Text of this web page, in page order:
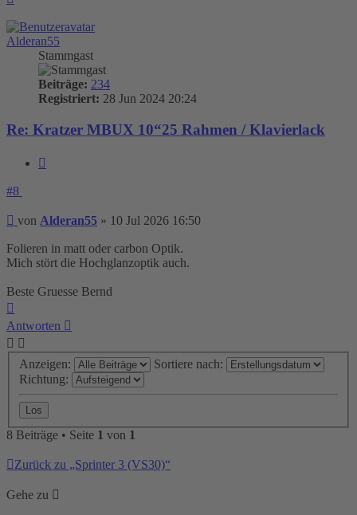
Alderan55
Stammgast
Beiträge: 234
Registriert: 28 Jun 2024 20:24
Re: Kratzer MBUX 10“25 Rahmen / Klavierlack
#8
Beitrag
von Alderan55 » 10 Jul 2026 16:50
Folieren in matt oder carbon Optik.
Mich stört die Hochglanzoptik auch.
Beste Gruesse Bernd
Antworten
Anzeigen:
Sortiere nach:
Richtung:
8 Beiträge • Seite 1 von 1
Zurück zu „Sprinter 3 (VS30)“
Gehe zu